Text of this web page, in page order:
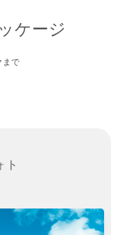
ケージ
まで
ト